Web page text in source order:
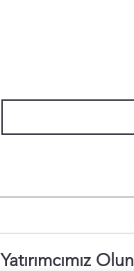
Yatırımcımız Olun